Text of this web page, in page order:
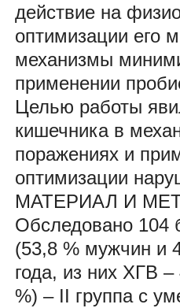
действие на
оптимизации его
механизмы
применении
Целью работы
кишечника в
поражениях и
оптимизации
МАТЕРИАЛ И
Обследовано 104
(53,8 % мужчин и
года, из них ХГВ
%) – II группа с